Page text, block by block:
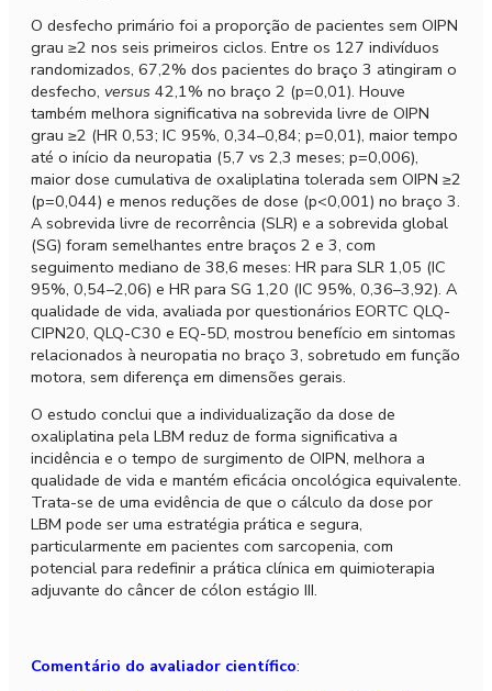
O desfecho primário foi a proporção de pacientes sem OIPN
grau ≥2 nos seis primeiros ciclos. Entre os 127 indivíduos
randomizados, 67,2% dos pacientes do braço 3 atingiram o
desfecho, versus 42,1% no braço 2 (p=0,01). Houve
também melhora significativa na sobrevida livre de OIPN
grau ≥2 (HR 0,53; IC 95%, 0,34–0,84; p=0,01), maior tempo
até o início da neuropatia (5,7 vs 2,3 meses; p=0,006),
maior dose cumulativa de oxaliplatina tolerada sem OIPN ≥2
(p=0,044) e menos reduções de dose (p<0,001) no braço 3.
A sobrevida livre de recorrência (SLR) e a sobrevida global
(SG) foram semelhantes entre braços 2 e 3, com
seguimento mediano de 38,6 meses: HR para SLR 1,05 (IC
95%, 0,54–2,06) e HR para SG 1,20 (IC 95%, 0,36–3,92). A
qualidade de vida, avaliada por questionários EORTC QLQ-
CIPN20, QLQ-C30 e EQ-5D, mostrou benefício em sintomas
relacionados à neuropatia no braço 3, sobretudo em função
motora, sem diferença em dimensões gerais.
O estudo conclui que a individualização da dose de
oxaliplatina pela LBM reduz de forma significativa a
incidência e o tempo de surgimento de OIPN, melhora a
qualidade de vida e mantém eficácia oncológica equivalente.
Trata-se de uma evidência de que o cálculo da dose por
LBM pode ser uma estratégia prática e segura,
particularmente em pacientes com sarcopenia, com
potencial para redefinir a prática clínica em quimioterapia
adjuvante do câncer de cólon estágio III.
Comentário do avaliador científico: